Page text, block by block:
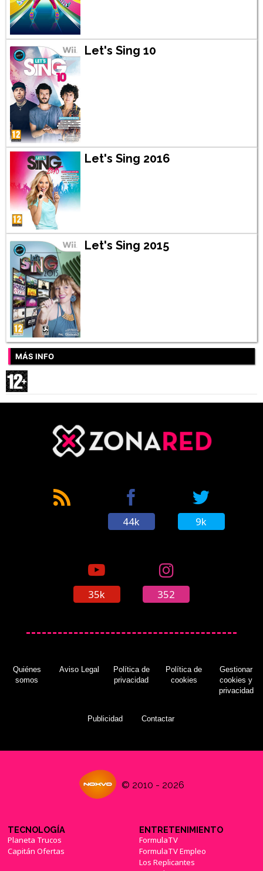
Let's Sing 10
Let's Sing 2016
Let's Sing 2015
MÁS INFO
44k 9k
35k 352
Quiénes
somos
Aviso Legal
Política de
privacidad
Política de
cookies
Gestionar
cookies y
privacidad
Publicidad Contactar
© 2010 - 2026
TECNOLOGÍA
Planeta Trucos
Capitán Ofertas
ENTRETENIMIENTO
FormulaTV
FormulaTV Empleo
Los Replicantes